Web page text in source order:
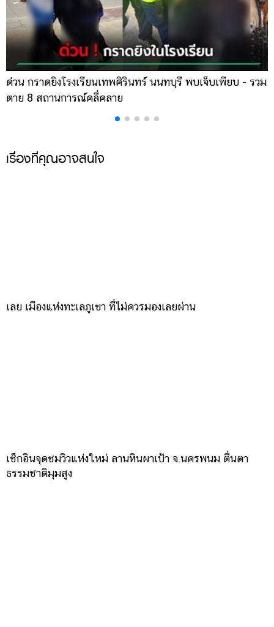
ด่วน กราดยิงโรงเรียนเทพศิรินทร์ นนทบุรี พบเจ็บเพียบ - รวม
ตาย 8 สถานการณ์คลี่คลาย
เรื่องที่คุณอาจสนใจ
เลย เมืองแห่งทะเลภูเขา ที่ไม่ควรมองเลยผ่าน
เช็กอินจุดชมวิวแห่งใหม่ ลานหินผาเป้า จ.นครพนม ตื่นตา
ธรรมชาติมุมสูง